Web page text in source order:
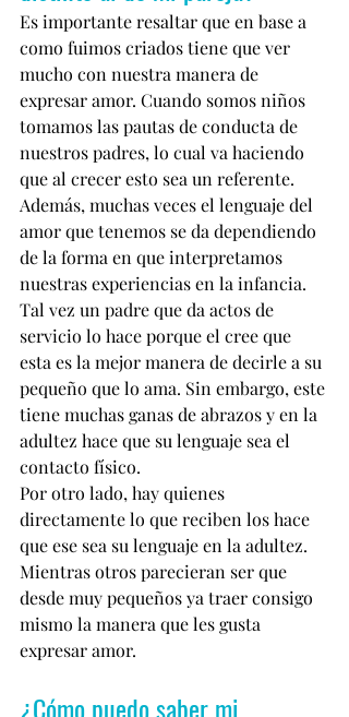
Es importante resaltar que en base a
como fuimos criados tiene que ver
mucho con nuestra manera de
expresar amor. Cuando somos niños
tomamos las pautas de conducta de
nuestros padres, lo cual va haciendo
que al crecer esto sea un referente.
Además, muchas veces el lenguaje del
amor que tenemos se da dependiendo
de la forma en que interpretamos
nuestras experiencias en la infancia.
Tal vez un padre que da actos de
servicio lo hace porque el cree que
esta es la mejor manera de decirle a su
pequeño que lo ama. Sin embargo, este
tiene muchas ganas de abrazos y en la
adultez hace que su lenguaje sea el
contacto físico.
Por otro lado, hay quienes
directamente lo que reciben los hace
que ese sea su lenguaje en la adultez.
Mientras otros parecieran ser que
desde muy pequeños ya traer consigo
mismo la manera que les gusta
expresar amor.
¿Cómo puedo saber mi